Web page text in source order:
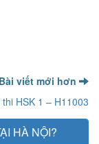
Bài viết mới hơn
HSK 1 – H11003
HÀ NỘI?